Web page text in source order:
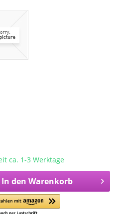
ca. 1-3 Werktage
In den Warenkorb